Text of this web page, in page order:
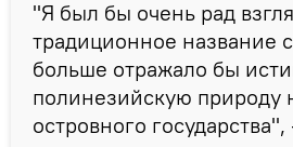
"Я был бы очень рад
традиционное название
больше отражало бы
полинезийскую природу
островного